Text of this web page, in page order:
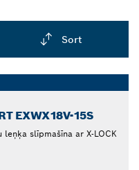
Sort
EXWX18V-15S
leņķa slīpmašīna ar X-LOCK